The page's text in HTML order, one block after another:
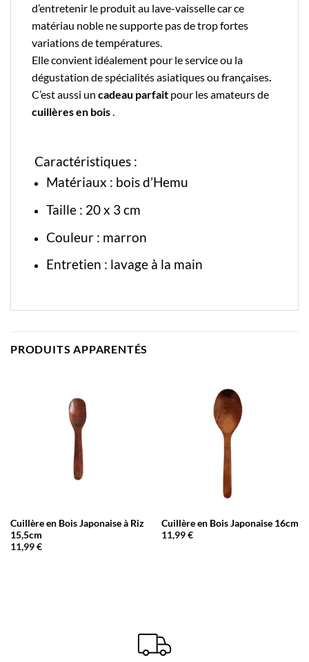
d’entretenir le produit au lave-vaisselle car ce
matériau noble ne supporte pas de trop fortes
variations de températures.
Elle convient idéalement pour le service ou la
dégustation de spécialités asiatiques ou françaises
C’est aussi un cadeau parfait pour les amateurs de
cuillères en bois
Caractéristiques :
Matériaux : bois d’Hemu
Taille : 20 x 3 cm
Couleur : marron
Entretien : lavage à la main
PRODUITS APPARENTÉS
Cuillère en Bois Japonaise à Riz
15,5cm
11,99€
Cuillère en Bois Japonaise 16cm
11,99€